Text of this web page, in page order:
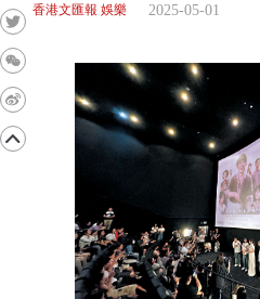
香港文匯報 娛樂 2025-05-01